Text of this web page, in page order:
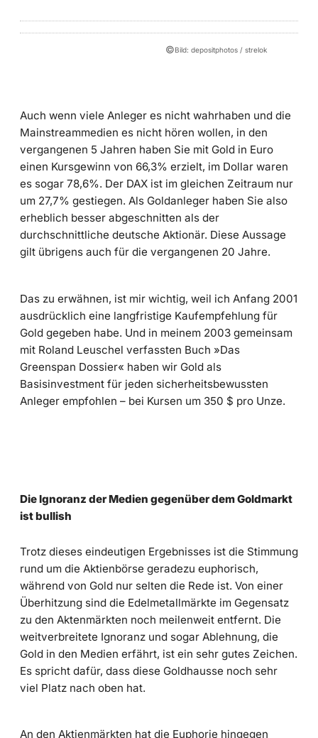
©Bild: depositphotos / strelok
Auch wenn viele Anleger es nicht wahrhaben und die
Mainstreammedien es nicht hören wollen, in den
vergangenen 5 Jahren haben Sie mit Gold in Euro
einen Kursgewinn von 66,3% erzielt, im Dollar waren
es sogar 78,6%. Der DAX ist im gleichen Zeitraum nur
um 27,7% gestiegen. Als Goldanleger haben Sie also
erheblich besser abgeschnitten als der
durchschnittliche deutsche Aktionär. Diese Aussage
gilt übrigens auch für die vergangenen 20 Jahre.
Das zu erwähnen, ist mir wichtig, weil ich Anfang 2001
ausdrücklich eine langfristige Kaufempfehlung für
Gold gegeben habe. Und in meinem 2003 gemeinsam
mit Roland Leuschel verfassten Buch »Das
Greenspan Dossier« haben wir Gold als
Basisinvestment für jeden sicherheitsbewussten
Anleger empfohlen – bei Kursen um 350 $ pro Unze.
Die Ignoranz der Medien gegenüber dem Goldmarkt
ist bullish
Trotz dieses eindeutigen Ergebnisses ist die Stimmung
rund um die Aktienbörse geradezu euphorisch,
während von Gold nur selten die Rede ist. Von einer
Überhitzung sind die Edelmetallmärkte im Gegensatz
zu den Aktenmärkten noch meilenweit entfernt. Die
weitverbreitete Ignoranz und sogar Ablehnung, die
Gold in den Medien erfährt, ist ein sehr gutes Zeichen.
Es spricht dafür, dass diese Goldhausse noch sehr
viel Platz nach oben hat.
An den Aktienmärkten hat die Euphorie hingegen